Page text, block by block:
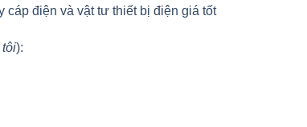
điện và vật tư thiết bị điện giá tốt
tôi):